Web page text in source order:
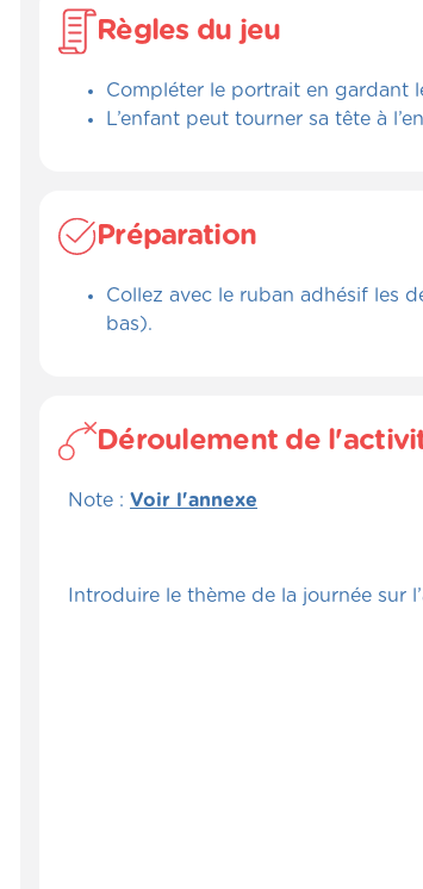
Règles du jeu
Compléter le portrait en gardant
L’enfant peut tourner sa tête à
Préparation
Collez avec le ruban adhésif les
bas).
Déroulement de
Note : Voir l'annexe
Introduire le thème de la journée sur